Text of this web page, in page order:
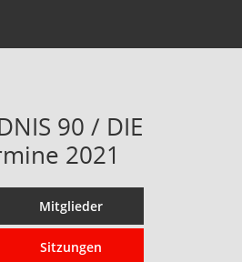
90 / DIE
2021
Mitglieder
Sitzungen